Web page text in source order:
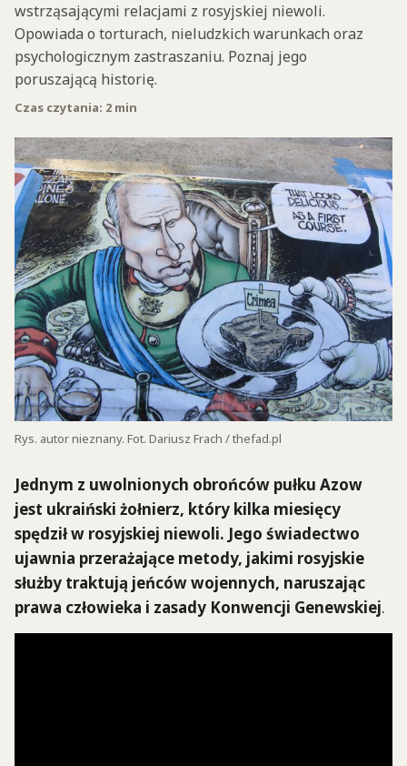
wstrząsającymi relacjami z rosyjskiej niewoli.
Opowiada o torturach, nieludzkich warunkach oraz
psychologicznym zastraszaniu. Poznaj jego
poruszającą historię.
Czas czytania: 2 min
Rys. autor nieznany. Fot. Dariusz Frach / thefad.pl
Jednym z uwolnionych obrońców pułku Azow
jest ukraiński żołnierz, który kilka miesięcy
spędził w rosyjskiej niewoli. Jego świadectwo
ujawnia przerażające metody, jakimi rosyjskie
służby traktują jeńców wojennych, naruszając
prawa człowieka i zasady Konwencji Genewskiej.